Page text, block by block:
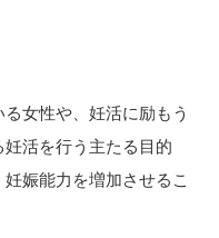
女性や、妊活に励もう
活を行う主たる目的
娠能力を増加させるこ